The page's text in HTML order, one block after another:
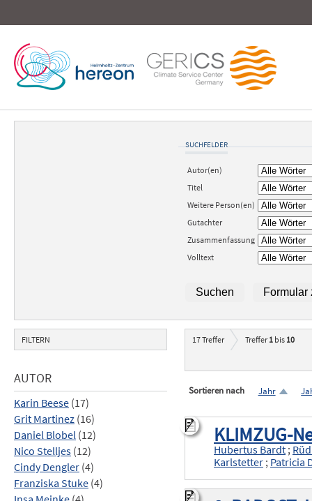
SUCHFELDER
Autor(en)
Titel
Weitere Person(en)
Gutachter
Zusammenfassung
Volltext
FILTERN
AUTOR
Karin Beese (17)
Grit Martinez (16)
Daniel Blobel (12)
Nico Stelljes (12)
Cindy Dengler (4)
Franziska Stuke (4)
17Treffer Treffer 1 bis 10
Sortieren nach Jahr
KLIMZUG-
Hubertus Bardt ;
Karlstetter ; Patricia